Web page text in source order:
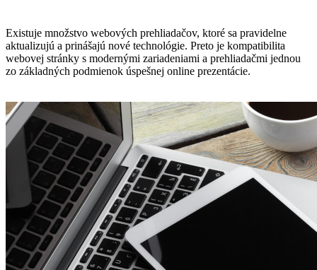
Existuje množstvo webových prehliadačov, ktoré sa pravidelne
aktualizujú a prinášajú nové technológie. Preto je kompatibilita
webovej stránky s modernými zariadeniami a prehliadačmi jednou
zo základných podmienok úspešnej online prezentácie.